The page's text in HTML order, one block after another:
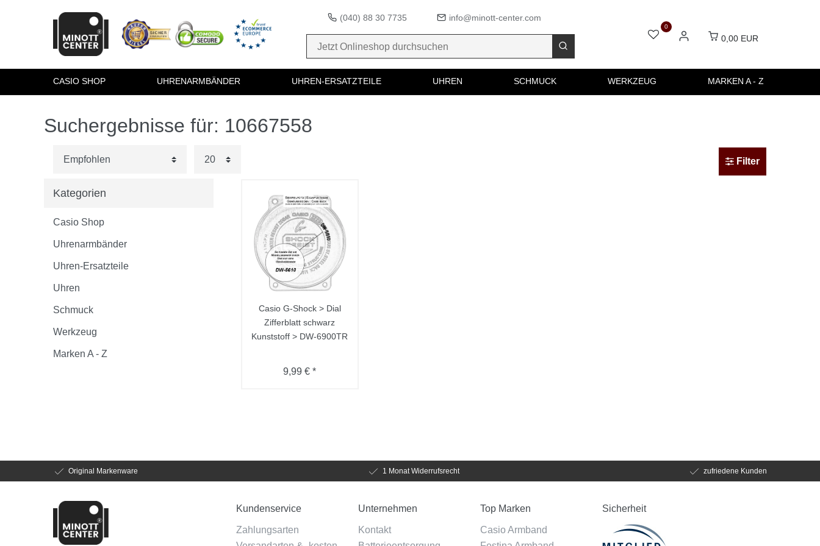
(040) 88 30 7735 info@minott-center.com
0
0,00 EUR
CASIO SHOP UHRENARMBÄNDER UHREN-ERSATZTEILE UHREN SCHMUCK WERKZEUG MARKEN A - Z
Suchergebnisse für: 10667558
Filter
Kategorien
Casio Shop
Uhrenarmbänder
Uhren-Ersatzteile
Uhren
Schmuck
Werkzeug
Marken A - Z
Casio G-Shock > Dial
Zifferblatt schwarz
Kunststoff > DW-6900TR
9,99 € *
Original Markenware 1 Monat Widerrufsrecht zufriedene Kunden
Kundenservice
Zahlungsarten
Unternehmen
Kontakt
Top Marken
Casio Armband
Sicherheit